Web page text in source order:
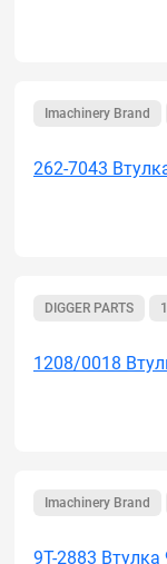
Imachinery Brand
262-7043
DIGGER PARTS
1208/0018
Imachinery Brand
9T-2883 Втулка